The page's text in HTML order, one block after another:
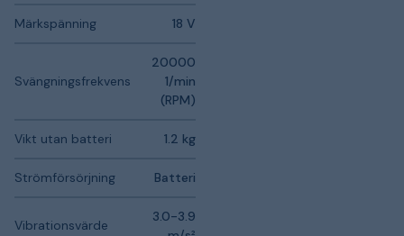
Märkspänning 18 V
Svängningsfrekvens
20000
1/min
(RPM)
Vikt utan batteri 1.2 kg
Strömförsörjning Batteri
Vibrationsvärde
3.0-3.9